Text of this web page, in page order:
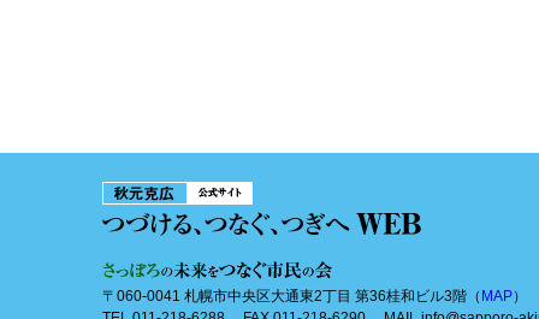
〒060-0041 札幌市中央区大通東2丁目 第36桂和ビル3階（ MAP）